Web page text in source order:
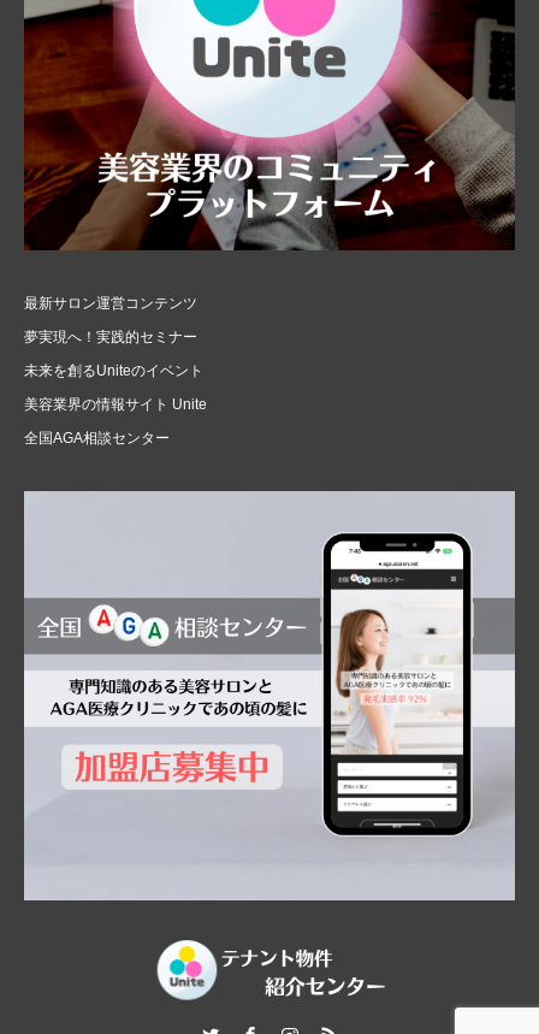
最新サロン運営コンテンツ
夢実現へ！実践的セミナー
未来を創るUniteのイベント
美容業界の情報サイト Unite
全国AGA相談センター